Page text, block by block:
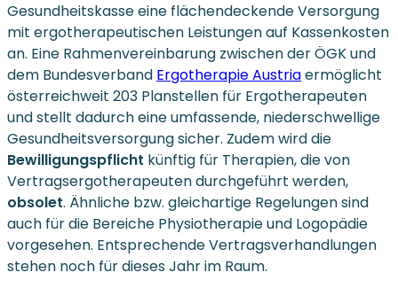
Gesundheitskasse eine flächendeckende Versorgung
mit ergotherapeutischen Leistungen auf Kassenkosten
an. Eine Rahmenvereinbarung zwischen der ÖGK und
dem Bundesverband Ergotherapie Austriaermöglicht
österreichweit 203 Planstellen für Ergotherapeuten
und stellt dadurch eine umfassende, niederschwellige
Gesundheitsversorgung sicher. Zudem wird die
Bewilligungspflicht künftig für Therapien, die von
Vertragsergotherapeuten durchgeführt werden,
obsolet. Ähnliche bzw. gleichartige Regelungen sind
auch für die Bereiche Physiotherapie und Logopädie
vorgesehen. Entsprechende Vertragsverhandlungen
stehen noch für dieses Jahr im Raum.